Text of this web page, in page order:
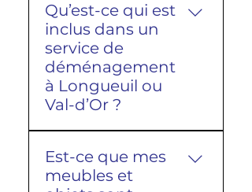
Qu’est-ce qui est
inclus dans un
service de
déménagement
à Longueuil ou
Val-d’Or ?
déménagement entre
Longueuil et Val-d’Or
Est-ce que mes
meubles et